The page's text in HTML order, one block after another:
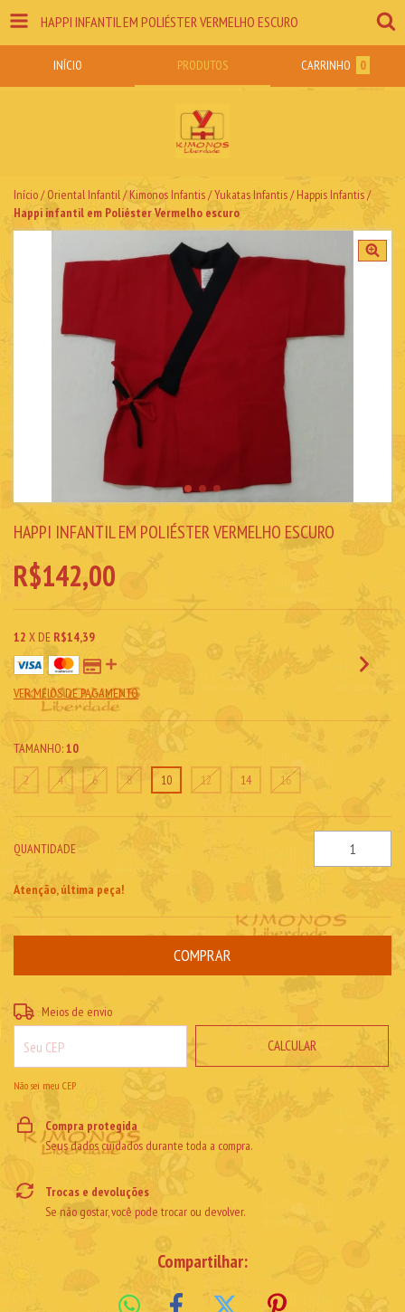
HAPPI INFANTIL EM POLIÉSTER VERMELHO ESCURO
INÍCIO PRODUTOS CARRINHO 0
Início/ Oriental Infantil/Kimonos Infantis / Yukatas Infantis / Happis Infantis/
Happi infantil em Poliéster Vermelho escuro
HAPPI INFANTIL EM POLIÉSTER VERMELHO ESCURO
R$142,00
12 X DE R$14,39
VER MEIOS DE PAGAMENTO
TAMANHO:10
2
4 6 8 10 12 14 16
QUANTIDADE
Atenção, última peça!
Entregas para o CEP:
Meios de envio
CALCULAR
Não sei meu CEP
Compra protegida
Seus dados cuidados durante toda a compra.
Trocas e devoluções
Se não gostar, você pode trocar ou devolver.
Compartilhar: